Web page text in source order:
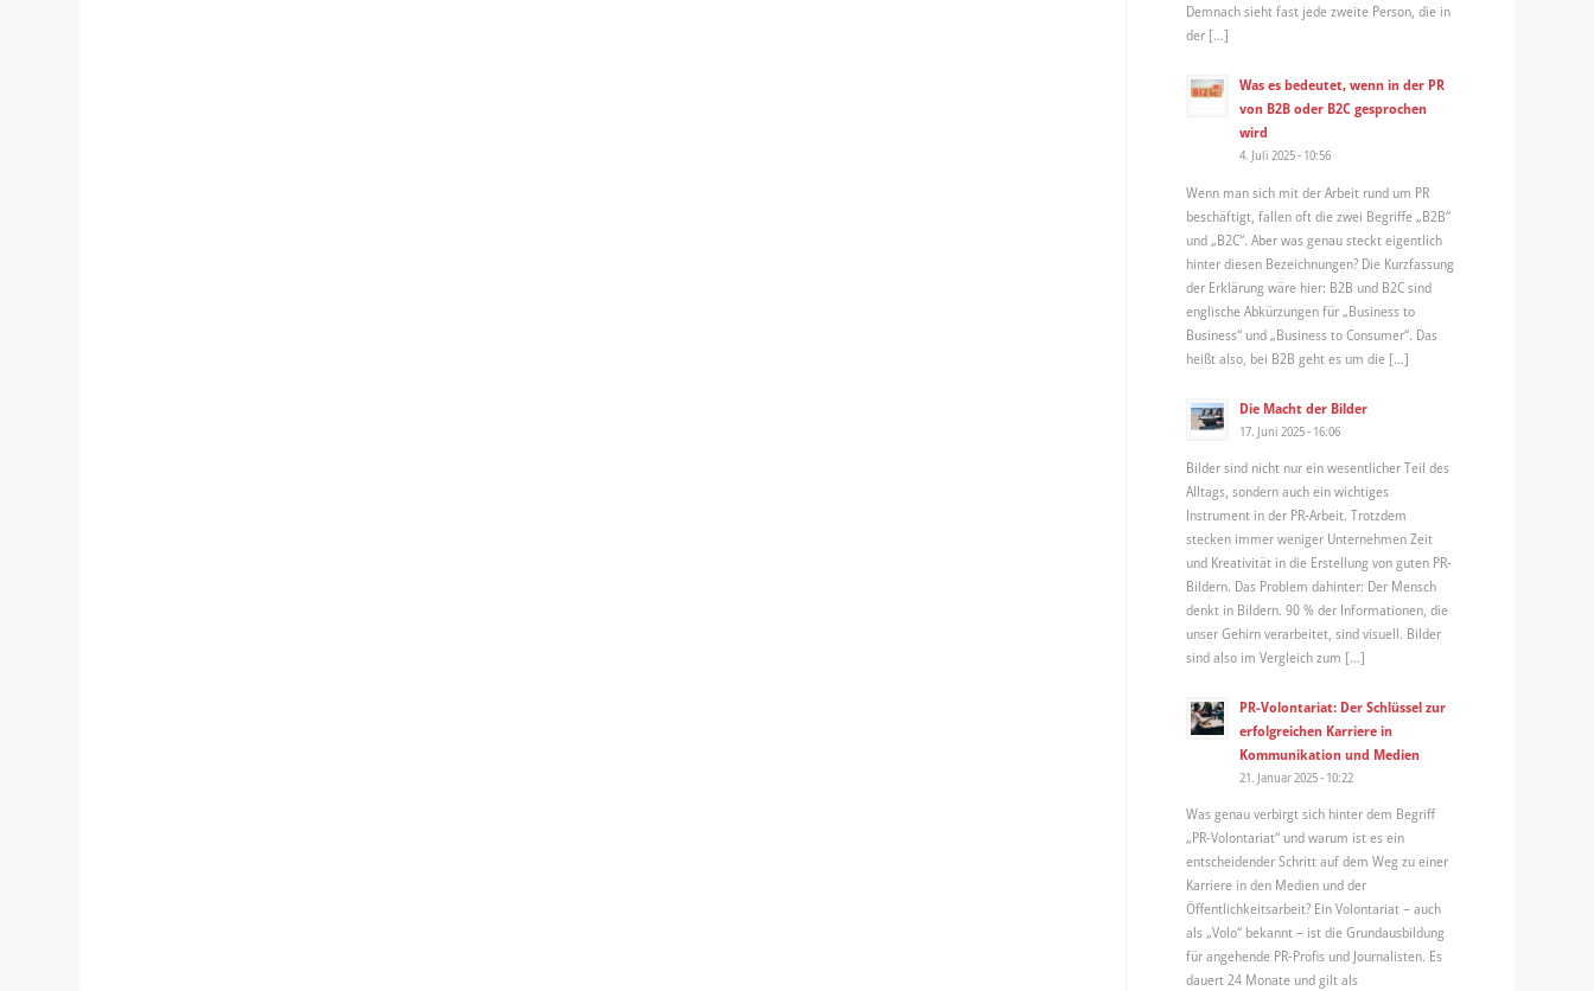
Demnach sieht fast jede zweite Person, die in
der […]
Was es bedeutet, wenn in der PR
von B2B oder B2C gesprochen
wird
4. Juli 2025 - 10:56
Wenn man sich mit der Arbeit rund um PR
beschäftigt, fallen oft die zwei Begriffe „B2B“
und „B2C“. Aber was genau steckt eigentlich
hinter diesen Bezeichnungen? Die Kurzfassung
der Erklärung wäre hier: B2B und B2C sind
englische Abkürzungen für „Business to
Business“ und „Business to Consumer“. Das
heißt also, bei B2B geht es um die […]
Die Macht der Bilder
17. Juni 2025 - 16:06
Bilder sind nicht nur ein wesentlicher Teil des
Alltags, sondern auch ein wichtiges
Instrument in der PR-Arbeit. Trotzdem
stecken immer weniger Unternehmen Zeit
und Kreativität in die Erstellung von guten PR-
Bildern. Das Problem dahinter: Der Mensch
denkt in Bildern. 90 % der Informationen, die
unser Gehirn verarbeitet, sind visuell. Bilder
sind also im Vergleich zum […]
PR-Volontariat: Der Schlüssel zur
erfolgreichen Karriere in
Kommunikation und Medien
21. Januar 2025 - 10:22
Was genau verbirgt sich hinter dem Begriff
„PR-Volontariat“ und warum ist es ein
entscheidender Schritt auf dem Weg zu einer
Karriere in den Medien und der
Öffentlichkeitsarbeit? Ein Volontariat – auch
als „Volo“ bekannt – ist die Grundausbildung
für angehende PR-Profis und Journalisten. Es
dauert 24 Monate und gilt als